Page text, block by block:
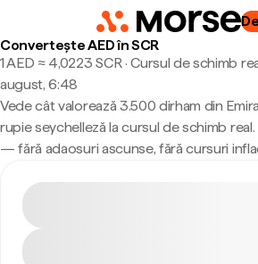
Convertește AED în SCR
1 AED ≈ 4,0223 SCR · Cursul de schimb
august, 6:48
Vede cât valorează 3.500 dirham din
rupie seychelleză la cursul de schimb
— fără adaosuri ascunse, fără cursuri